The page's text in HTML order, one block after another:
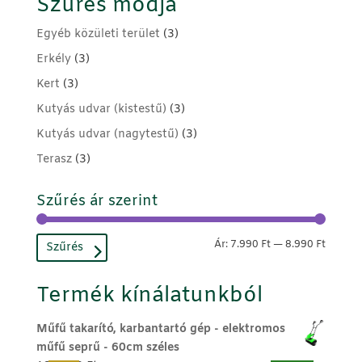
Szűrés módja
Egyéb közületi terület (3)
Erkély (3)
Kert (3)
Kutyás udvar (kistestű) (3)
Kutyás udvar (nagytestű) (3)
Terasz (3)
Szűrés ár szerint
Min
Max
Szűrés Ár: 7.990 Ft—8.990 Ft
Termék kínálatunkból
Műfű takarító, karbantartó gép - elektromos
műfű seprű - 60cm széles